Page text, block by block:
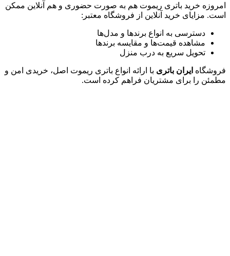
امروزه خرید باتری ریموت هم به صورت حضوری و هم آنلاین ممکن
است. مزایای خرید آنلاین از فروشگاه معتبر:
دسترسی به انواع برندها و مدل‌ها
مشاهده قیمت‌ها و مقایسه برندها
تحویل سریع به درب منزل
فروشگاه ایران باتری با ارائه انواع باتری ریموت اصل، خریدی امن و
مطمئن را برای مشتریان فراهم کرده است.